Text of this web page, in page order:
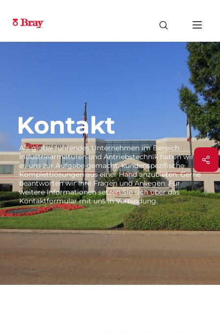
Kontakt
Als global führendes Unternehmen im Bereich
Industriearmaturen und Antriebstechnik haben wir
es uns zur Aufgabe gemacht, kundenspezifische
Komplettlösungen aus einer Hand anzubieten. Gerne
beantworten wir Ihre Fragen und Anliegen. Für
weitere Informationen setzen Sie sich über das
Kontaktformular mit uns in Verbindung.